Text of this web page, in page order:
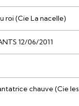
roi (Cie La nacelle)
12/06/2011
chauve (Cie les